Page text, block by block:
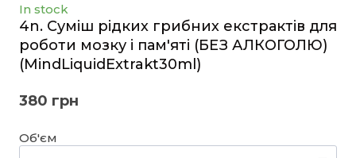
In stock
4n. Суміш рідких грибних екстрактів для
роботи мозку і пам'яті (БЕЗ АЛКОГОЛЮ)
(MindLiquidExtrakt30ml)
380 грн
Об'єм